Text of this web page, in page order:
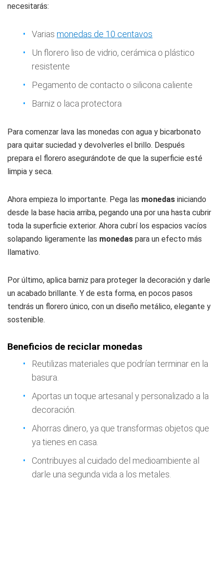
necesitarás:
Varias monedas de 10 centavos
Un florero liso de vidrio, cerámica o plástico
resistente
Pegamento de contacto o silicona caliente
Barniz o laca protectora
Para comenzar lava las monedas con agua y bicarbonato
para quitar suciedad y devolverles el brillo. Después
prepara el florero asegurándote de que la superficie esté
limpia y seca.
Ahora empieza lo importante. Pega las monedas iniciando
desde la base hacia arriba, pegando una por una hasta cubrir
toda la superficie exterior. Ahora cubrí los espacios vacíos
solapando ligeramente las monedas para un efecto más
llamativo.
Por último, aplica barniz para proteger la decoración y darle
un acabado brillante. Y de esta forma, en pocos pasos
tendrás un florero único, con un diseño metálico, elegante y
sostenible.
Beneficios de reciclar monedas
Reutilizas materiales que podrían terminar en la
basura.
Aportas un toque artesanal y personalizado a la
decoración.
Ahorras dinero, ya que transformas objetos que
ya tienes en casa.
Contribuyes al cuidado del medioambiente al
darle una segunda vida a los metales.